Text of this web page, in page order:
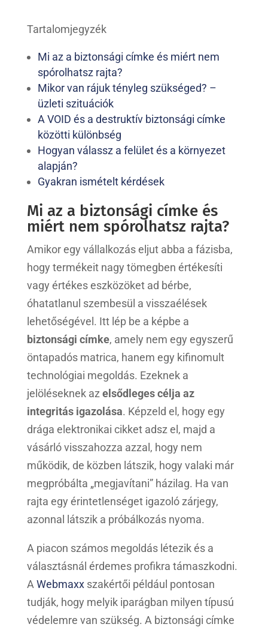
Tartalomjegyzék
Mi az a biztonsági címke és miért nem
spórolhatsz rajta?
Mikor van rájuk tényleg szükséged? –
üzleti szituációk
A VOID és a destruktív biztonsági címke
közötti különbség
Hogyan válassz a felület és a környezet
alapján?
Gyakran ismételt kérdések
Mi az a biztonsági címke és
miért nem spórolhatsz rajta?
Amikor egy vállalkozás eljut abba a fázisba,
hogy termékeit nagy tömegben értékesíti
vagy értékes eszközöket ad bérbe,
óhatatlanul szembesül a visszaélések
lehetőségével. Itt lép be a képbe a
biztonsági címke, amely nem egy egyszerű
öntapadós matrica, hanem egy kifinomult
technológiai megoldás. Ezeknek a
jelöléseknek az elsődleges célja az
integritás igazolása. Képzeld el, hogy egy
drága elektronikai cikket adsz el, majd a
vásárló visszahozza azzal, hogy nem
működik, de közben látszik, hogy valaki már
megpróbálta „megjavítani” házilag. Ha van
rajta egy érintetlenséget igazoló zárjegy,
azonnal látszik a próbálkozás nyoma.
A piacon számos megoldás létezik és a
választásnál érdemes profikra támaszkodni.
A Webmaxxszakértői például pontosan
tudják, hogy melyik iparágban milyen típusú
védelemre van szükség. A biztonsági címke